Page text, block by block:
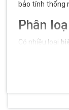
bảo tính thống
Phân
Có nhiều loại
trơn trượt, vật